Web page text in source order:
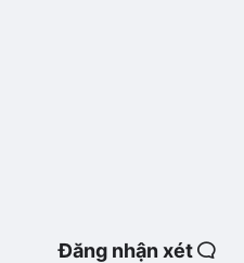
Đăng nhận xét